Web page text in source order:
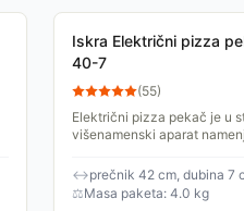
Iskra Električni pizza
40-7
(55)
Električni pizza pekač je u
višenamenski aparat
odmrzavanje druge hrane.
↔prečnik 42 cm, dubina 7
⚖Masa paketa: 4.0 kg